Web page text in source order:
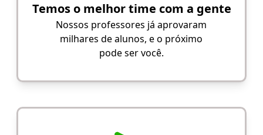
Temos o melhor time com a gente
Nossos professores já aprovaram
milhares de alunos, e o próximo
pode ser você.